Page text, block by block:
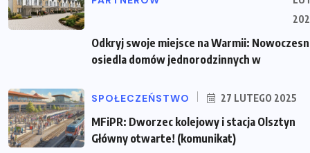
Odkryj swoje miejsce na Warmii:
osiedla domów jednorodzinnych w
SPOŁECZEŃSTWO 27 LUTEGO 2025
MFiPR: Dworzec kolejowy i stacja Olsztyn
Główny otwarte! (komunikat)